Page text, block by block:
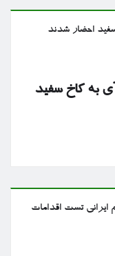
به کاخ سفید